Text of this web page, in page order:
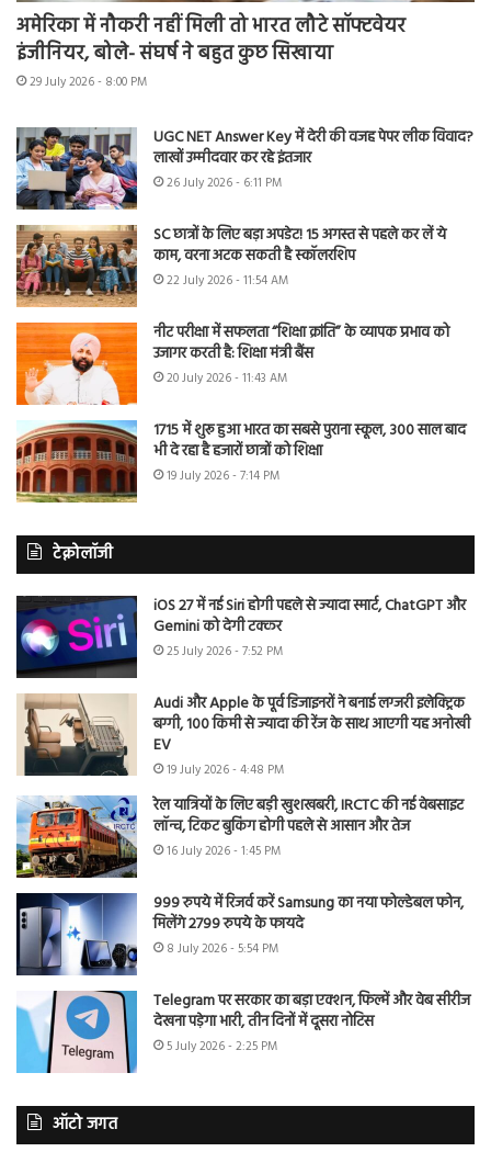
अमेरिका में नौकरी नहीं मिली तो भारत लौटे सॉफ्टवेयर
इंजीनियर, बोले- संघर्ष ने बहुत कुछ सिखाया
29 July 2026 - 8:00 PM
UGC NET Answer Key में देरी की वजह पेपर लीक विवाद?
लाखों उम्मीदवार कर रहे इंतजार
26 July 2026 - 6:11 PM
SC छात्रों के लिए बड़ा अपडेट! 15 अगस्त से पहले कर लें ये
काम, वरना अटक सकती है स्कॉलरशिप
22 July 2026 - 11:54 AM
नीट परीक्षा में सफलता “शिक्षा क्रांति” के व्यापक प्रभाव को
उजागर करती है: शिक्षा मंत्री बैंस
20 July 2026 - 11:43 AM
1715 में शुरू हुआ भारत का सबसे पुराना स्कूल, 300 साल बाद
भी दे रहा है हजारों छात्रों को शिक्षा
19 July 2026 - 7:14 PM
टेक्नोलॉजी
iOS 27 में नई Siri होगी पहले से ज्यादा स्मार्ट, ChatGPT और
Gemini को देगी टक्कर
25 July 2026 - 7:52 PM
Audi और Apple के पूर्व डिजाइनरों ने बनाई लग्जरी इलेक्ट्रिक
बग्गी, 100 किमी से ज्यादा की रेंज के साथ आएगी यह अनोखी
EV
19 July 2026 - 4:48 PM
रेल यात्रियों के लिए बड़ी खुशखबरी, IRCTC की नई वेबसाइट
लॉन्च, टिकट बुकिंग होगी पहले से आसान और तेज
16 July 2026 - 1:45 PM
999 रुपये में रिजर्व करें Samsung का नया फोल्डेबल फोन,
मिलेंगे 2799 रुपये के फायदे
8 July 2026 - 5:54 PM
Telegram पर सरकार का बड़ा एक्शन, फिल्में और वेब सीरीज
देखना पड़ेगा भारी, तीन दिनों में दूसरा नोटिस
5 July 2026 - 2:25 PM
ऑटो जगत